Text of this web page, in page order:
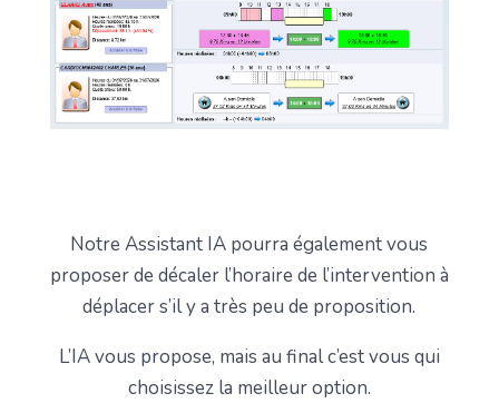
Notre Assistant IA pourra également vous
proposer de décaler l’horaire de l’intervention à
déplacer s’il y a très peu de proposition.
L’IA vous propose, mais au final c’est vous qui
choisissez la meilleur option.